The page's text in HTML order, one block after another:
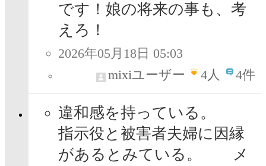
です！娘の将来の事も、考
えろ！
2026年05月18日 05:03
mixiユーザー
4人 4件
違和感を持っている。
指示役と被害者夫婦に因縁
があるとみている。 メ